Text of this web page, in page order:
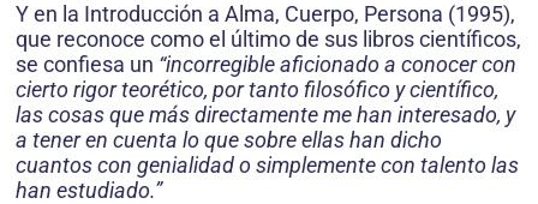
Y en la Introducción a Alma, Cuerpo, Persona (1995),
que reconoce como el último de sus libros científicos,
se confiesa un “incorregible aficionado a conocer con
cierto rigor teorético, por tanto filosófico y científico,
las cosas que más directamente me han interesado, y
a tener en cuenta lo que sobre ellas han dicho
cuantos con genialidad o simplemente con talento las
han estudiado.”